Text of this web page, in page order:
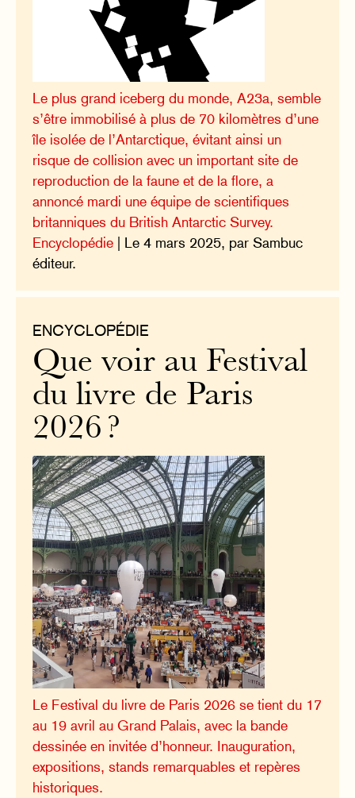
Le plus grand iceberg du monde, A23a, semble
s’être immobilisé à plus de 70 kilomètres d’une
île isolée de l’Antarctique, évitant ainsi un
risque de collision avec un important site de
reproduction de la faune et de la flore, a
annoncé mardi une équipe de scientifiques
britanniques du British Antarctic Survey.
Encyclopédie | Le 4 mars 2025, par Sambuc
éditeur.
ENCYCLOPÉDIE
Que voir au Festival
du livre de Paris
2026 ?
Le Festival du livre de Paris 2026 se tient du 17
au 19 avril au Grand Palais, avec la bande
dessinée en invitée d’honneur. Inauguration,
expositions, stands remarquables et repères
historiques.